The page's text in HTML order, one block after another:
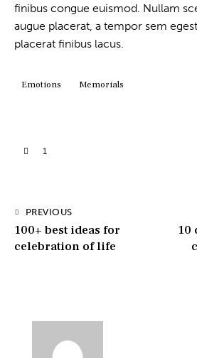
finibus congue euismod. Nullam
augue placerat, a tempor sem
placerat finibus lacus.
Emotions Memorials
1
PREVIOUS
100+ best ideas for
celebration of life
10